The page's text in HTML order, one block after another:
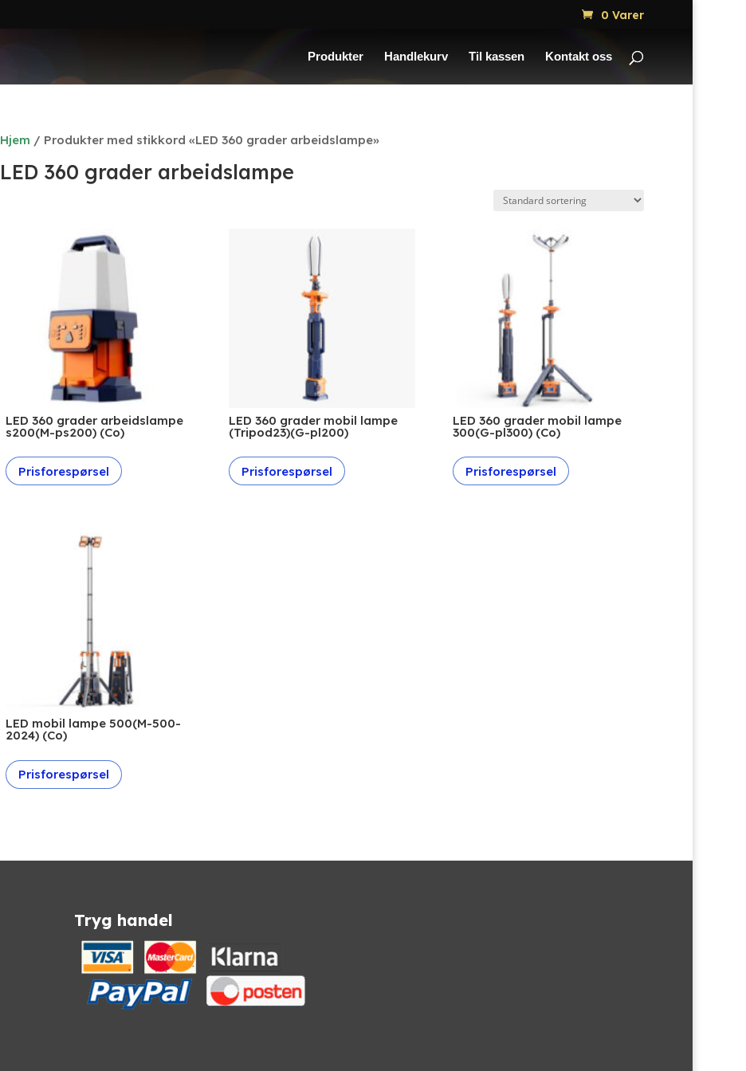
0 Varer
Produkter Handlekurv Til kassen Kontakt oss
Hjem / Produkter med stikkord «LED 360 grader arbeidslampe»
LED 360 grader arbeidslampe
LED 360 grader arbeidslampe
s200(M-ps200) (Co)
Prisforespørsel
LED 360 grader mobil lampe
(Tripod23)(G-pl200)
Prisforespørsel
LED 360 grader mobil lampe
300(G-pl300) (Co)
Prisforespørsel
LED mobil lampe 500(M-500-
2024) (Co)
Prisforespørsel
Tryg handel